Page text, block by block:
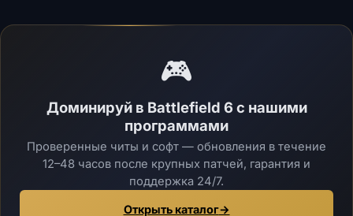
🎮
Доминируй в Battlefield 6 с нашими
программами
Проверенные читы и софт — обновления в течение
12–48 часов после крупных патчей, гарантия и
поддержка 24/7.
Открыть каталог→